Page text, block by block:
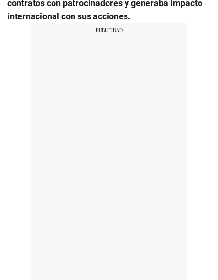
contratos con patrocinadores y generaba impacto
internacional con sus acciones.